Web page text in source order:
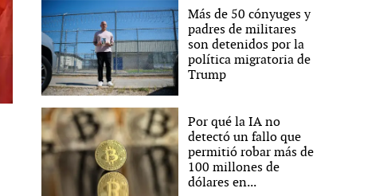
Más de 50 cónyuges y
padres de militares
son detenidos por la
política migratoria de
Trump
Por qué la IA no
detectó un fallo que
permitió robar más de
100 millones de
dólares en...